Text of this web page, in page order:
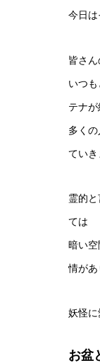
今日は
皆さ
いつ
テナが
多く
ていき
霊的
ては
暗い
情があ
妖怪
お盆